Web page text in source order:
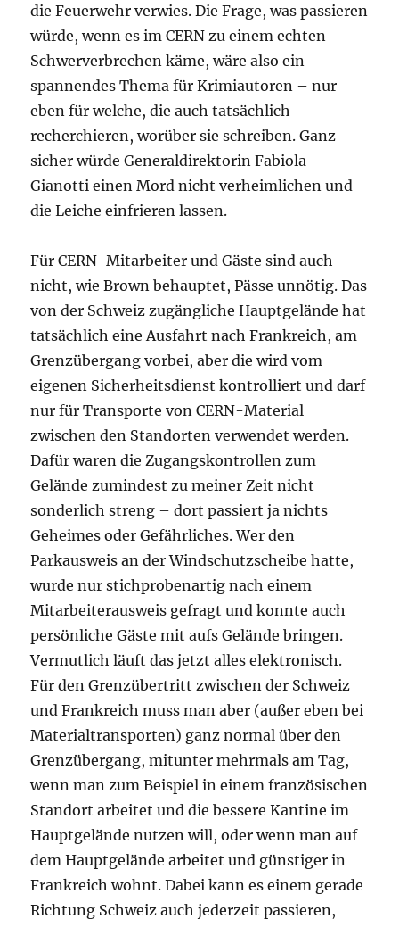
die Feuerwehr verwies. Die Frage, was passieren
würde, wenn es im CERN zu einem echten
Schwerverbrechen käme, wäre also ein
spannendes Thema für Krimiautoren – nur
eben für welche, die auch tatsächlich
recherchieren, worüber sie schreiben. Ganz
sicher würde Generaldirektorin Fabiola
Gianotti einen Mord nicht verheimlichen und
die Leiche einfrieren lassen.
Für CERN-Mitarbeiter und Gäste sind auch
nicht, wie Brown behauptet, Pässe unnötig. Das
von der Schweiz zugängliche Hauptgelände hat
tatsächlich eine Ausfahrt nach Frankreich, am
Grenzübergang vorbei, aber die wird vom
eigenen Sicherheitsdienst kontrolliert und darf
nur für Transporte von CERN-Material
zwischen den Standorten verwendet werden.
Dafür waren die Zugangskontrollen zum
Gelände zumindest zu meiner Zeit nicht
sonderlich streng – dort passiert ja nichts
Geheimes oder Gefährliches. Wer den
Parkausweis an der Windschutzscheibe hatte,
wurde nur stichprobenartig nach einem
Mitarbeiterausweis gefragt und konnte auch
persönliche Gäste mit aufs Gelände bringen.
Vermutlich läuft das jetzt alles elektronisch.
Für den Grenzübertritt zwischen der Schweiz
und Frankreich muss man aber (außer eben bei
Materialtransporten) ganz normal über den
Grenzübergang, mitunter mehrmals am Tag,
wenn man zum Beispiel in einem französischen
Standort arbeitet und die bessere Kantine im
Hauptgelände nutzen will, oder wenn man auf
dem Hauptgelände arbeitet und günstiger in
Frankreich wohnt. Dabei kann es einem gerade
Richtung Schweiz auch jederzeit passieren,